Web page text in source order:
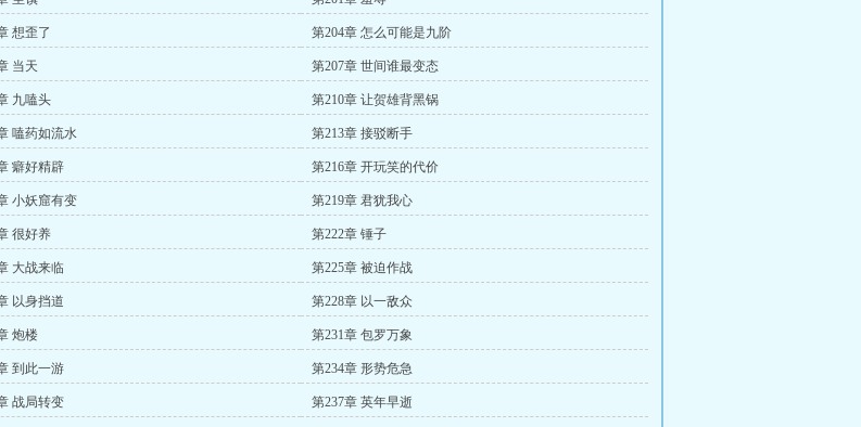
想歪了 第204章 怎么可能是九阶
当天 第207章 世间谁最变态
九嗑头 第210章 让贺雄背黑锅
嗑药如流水 第213章 接驳断手
癖好精辟 第216章 开玩笑的代价
小妖窟有变 第219章 君犹我心
很好养 第222章 锤子
大战来临 第225章 被迫作战
以身挡道 第228章 以一敌众
炮楼 第231章 包罗万象
到此一游 第234章 形势危急
战局转变 第237章 英年早逝